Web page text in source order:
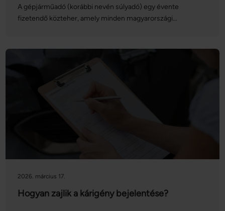
A gépjárműadó (korábbi nevén súlyadó) egy évente
fizetendő közteher, amely minden magyarországi
mennyit kell fizetnie, milyen kedvezmények és
mentességek vehetők igénybe, valamint azt is, mire kell
figyelni gépjármű adásvétele esetén.
2026. március 17.
Hogyan zajlik a kárigény bejelentése?